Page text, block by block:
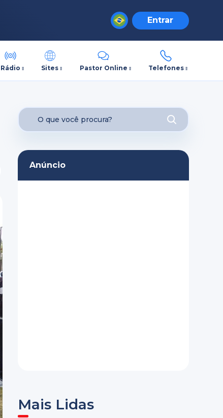
Entrar
Rádio Sites Pastor Online Telefones
Anúncio
Mais Lidas